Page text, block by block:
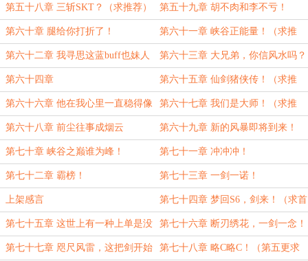
样子 推荐）
第五十八章 三斩SKT？（求推荐） 第五十九章 胡不肉和李不亏！
第六十章 腿给你打折了！ 第六十一章 峡谷正能量！（求推
荐）
第六十二章 我寻思这蓝buff也妹人
要啊？
第六十三章 大兄弟，你信风水吗？
第六十四章 第六十五章 仙剑猪侠传！（求推
荐）
第六十六章 他在我心里一直稳得像
座山（求推荐）
第六十七章 我们是大师！（求推
荐）
第六十八章 前尘往事成烟云 第六十九章 新的风暴即将到来！
第七十章 峡谷之巅谁为峰！ 第七十一章 冲冲冲！
第七十二章 霸榜！ 第七十三章 一剑一诺！
上架感言 第七十四章 梦回S6，剑来！（求首
订！！！）
第七十五章 这世上有一种上单是没
有...（求订阅！！！）
第七十六章 断刃绣花，一剑一念！
（求订阅！！！）
第七十七章 咫尺风雷，这把剑开始 第七十八章 略C略C！（第五更求